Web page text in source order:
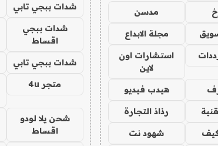
مدسن
مجلة الابداع
استشارات اون
لاين
هيدب فيديو
رذاذ التجارة
شهود نت
شدات ببجي تابي
شدات ببجي
اقساط
شدات ببجي تابي
متجر 4u
شحن يلا لودو
اقساط